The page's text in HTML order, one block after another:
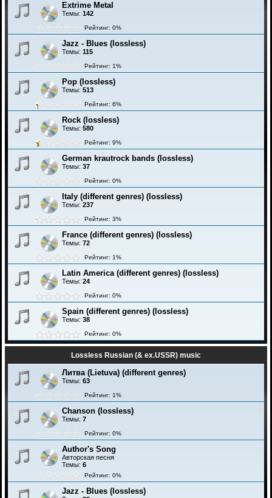
Extrime Metal
Темы: 142
Рейтинг: 0%
Jazz - Blues (lossless)
Темы: 115
Рейтинг: 1%
Pop (lossless)
Темы: 513
Рейтинг: 6%
Rock (lossless)
Темы: 580
Рейтинг: 9%
German krautrock bands (lossless)
Темы: 37
Рейтинг: 0%
Italy (different genres) (lossless)
Темы: 237
Рейтинг: 3%
France (different genres) (lossless)
Темы: 72
Рейтинг: 1%
Latin America (different genres) (lossless)
Темы: 24
Рейтинг: 0%
Spain (different genres) (lossless)
Темы: 38
Рейтинг: 0%
Lossless Russian (& ex.USSR) music
Литва (Lietuva) (different genres)
Темы: 63
Рейтинг: 1%
Chanson (lossless)
Темы: 7
Рейтинг: 0%
Author's Song
Авторская песня
Темы: 6
Рейтинг: 0%
Jazz - Blues (lossless)